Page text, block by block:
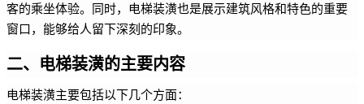
客的乘坐体验。同时，电梯装潢也是展示建筑风格和特色的重要
窗口，能够给人留下深刻的印象。
二、电梯装潢的主要内容
电梯装潢主要包括以下几个方面：